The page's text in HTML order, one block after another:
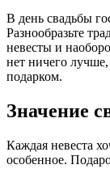
В день свадьбы
Разнообразьте
невесты и
нет ничего
подарком.
Значение
Каждая невеста
особенное.